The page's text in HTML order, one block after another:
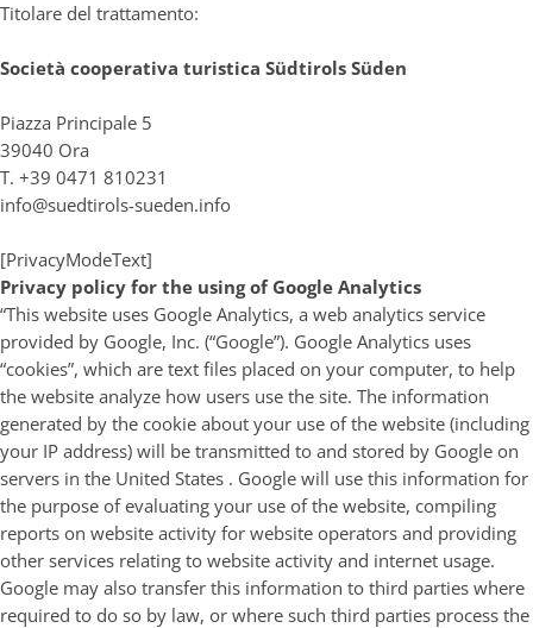
Titolare del trattamento:
Società cooperativa turistica Südtirols Süden
Piazza Principale 5
39040 Ora
T. +39 0471 810231
info@suedtirols-sueden.info
[PrivacyModeText]
Privacy policy for the using of Google Analytics
“This website uses Google Analytics, a web analytics service
provided by Google, Inc. (“Google”). Google Analytics uses
“cookies”, which are text files placed on your computer, to help
the website analyze how users use the site. The information
generated by the cookie about your use of the website (including
your IP address) will be transmitted to and stored by Google on
servers in the United States . Google will use this information for
the purpose of evaluating your use of the website, compiling
reports on website activity for website operators and providing
other services relating to website activity and internet usage.
Google may also transfer this information to third parties where
required to do so by law, or where such third parties process the